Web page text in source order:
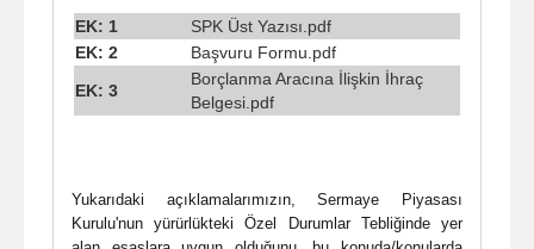
EK: 1
SPK Üst Yazısı.pdf
EK: 2
Başvuru Formu.pdf
EK: 3
Borçlanma Aracına İlişkin İhraç
Belgesi.pdf
Yukarıdaki açıklamalarımızın, Sermaye Piyasası
Kurulu'nun yürürlükteki Özel Durumlar Tebliğinde yer